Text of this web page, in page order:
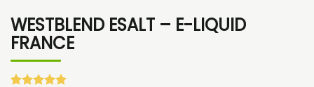
WESTBLEND ESALT – E-LIQUID
FRANCE